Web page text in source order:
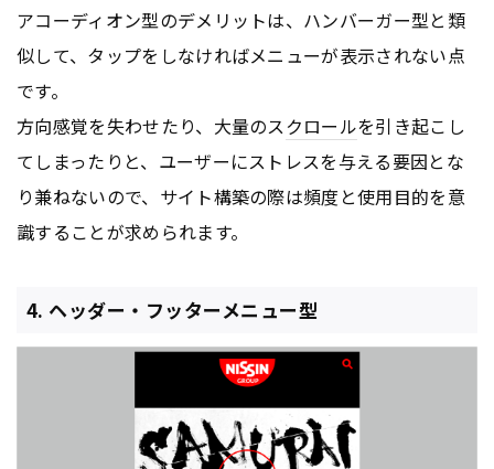
アコーディオン型のデメリットは、ハンバーガー型と類
似して、タップをしなければメニューが表示されない点
です。
方向感覚を失わせたり、大量のスクロールを引き起こし
てしまったりと、ユーザーにストレスを与える要因とな
り兼ねないので、サイト構築の際は頻度と使用目的を意
識することが求められます。
4. ヘッダー・フッターメニュー型